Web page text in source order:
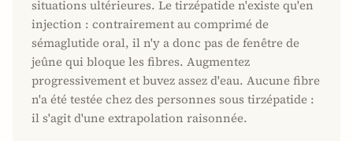
situations ultérieures. Le tirzépatide n'existe qu'en
injection : contrairement au comprimé de
sémaglutide oral, il n'y a donc pas de fenêtre de
jeûne qui bloque les fibres. Augmentez
progressivement et buvez assez d'eau. Aucune fibre
n'a été testée chez des personnes sous tirzépatide :
il s'agit d'une extrapolation raisonnée.